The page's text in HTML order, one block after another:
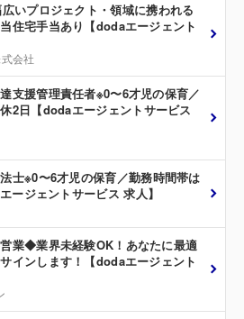
いプロジェクト・領域に携われる
住宅手当あり【dodaエージェント
会社
支援管理責任者※0〜6才児の保育／
2日【dodaエージェントサービス
士※0〜6才児の保育／勤務時間帯は
ージェントサービス 求人】
営業◆業界未経験OK！あなたに最適
インします！【dodaエージェント